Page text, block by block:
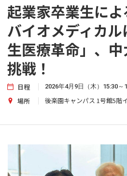
起業家卒業生に
バイオメディカ
生医療革命」、
挑戦！
日程 2026年4月9日（木）15:30～
場所 後楽園キャンパス 1号館5階